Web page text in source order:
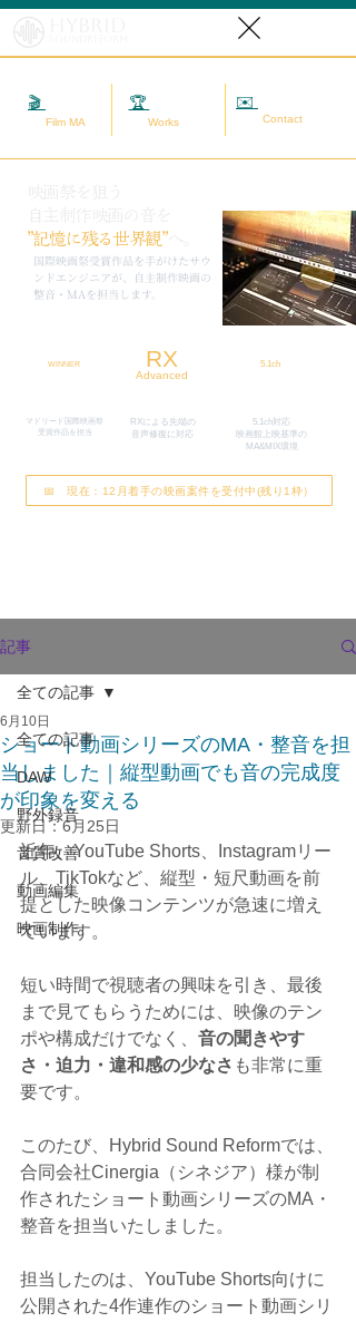
🎬
Film MA
🏆
Works
✉️
Contact
​国際映画祭受賞作品を手がけたサウ
ンドエンジニアが、自主制作映画の
整音・MAを担当します。
”記憶に残る世界観”へ。
WINNER RX
Advanced
マドリード国際映画祭
​受賞作品を担当
RXによる先端の
​音声修復に対応
5.1ch
5.1ch対応
映画館上映基準の
MA&MIX環境
📅 現在：12月着手の映画案件を受付中(残り1枠）
記事
全ての記事
DAW
野外録音
音質改善
動画編集
映画制作
全ての記事
ショート動画シリーズのMA・整音を担
当しました｜縦型動画でも音の完成度
が印象を変える
6月10日
更新日：6月25日
近年、YouTube Shorts、Instagramリー
ル、TikTokなど、縦型・短尺動画を前
提とした映像コンテンツが急速に増え
ています。
短い時間で視聴者の興味を引き、最後
まで見てもらうためには、映像のテン
ポや構成だけでなく、 音の聞きやす
さ・迫力・違和感の少なさ も非常に重
要です。
このたび、Hybrid Sound Reformでは、
合同会社Cinergia（シネジア）様が制
作されたショート動画シリーズのMA・
整音を担当いたしました。
担当したのは、YouTube Shorts向けに
公開された4作連作のショート動画シリ